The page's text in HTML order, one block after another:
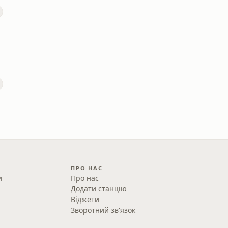
ПРО НАС
Про нас
Додати станцію
Віджети
Зворотний зв'язок